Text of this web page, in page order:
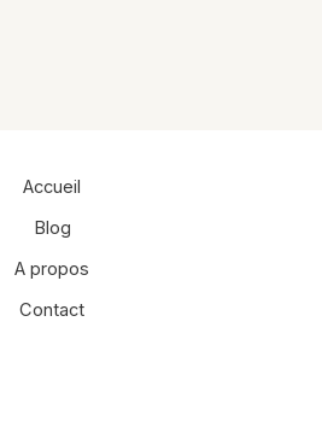
Accueil
Blog
A propos
Contact